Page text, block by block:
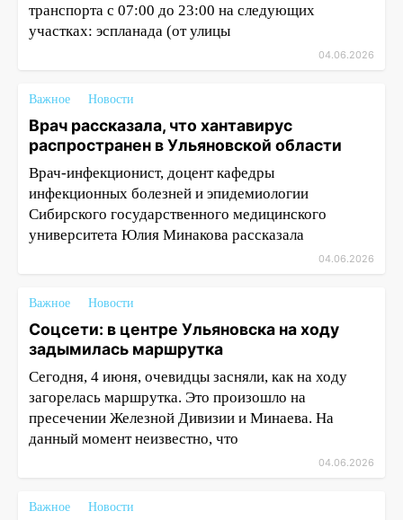
транспорта с 07:00 до 23:00 на следующих
участках: эспланада (от улицы
04.06.2026
Важное Новости
Врач рассказала, что хантавирус
распространен в Ульяновской области
Врач-инфекционист, доцент кафедры
инфекционных болезней и эпидемиологии
Сибирского государственного медицинского
университета Юлия Минакова рассказала
04.06.2026
Важное Новости
Соцсети: в центре Ульяновска на ходу
задымилась маршрутка
Сегодня, 4 июня, очевидцы засняли, как на ходу
загорелась маршрутка. Это произошло на
пресечении Железной Дивизии и Минаева. На
данный момент неизвестно, что
04.06.2026
Важное Новости